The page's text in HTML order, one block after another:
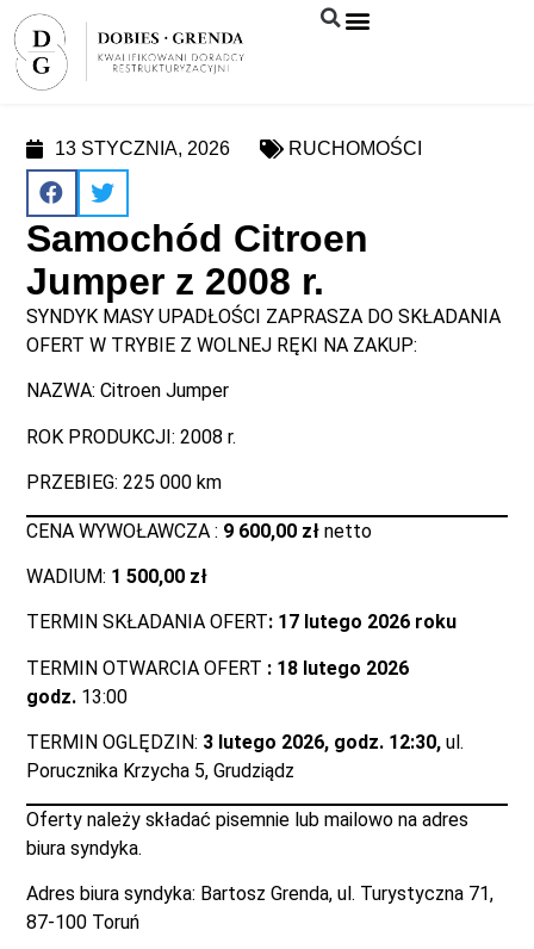
13 STYCZNIA, 2026 RUCHOMOŚCI
Samochód Citroen
Jumper z 2008 r.
SYNDYK MASY UPADŁOŚCI ZAPRASZA DO SKŁADANIA
OFERT W TRYBIE Z WOLNEJ RĘKI NA ZAKUP:
NAZWA: Citroen Jumper
ROK PRODUKCJI: 2008 r.
PRZEBIEG: 225 000 km
CENA WYWOŁAWCZA : 9 600,00 zł netto
WADIUM: 1 500,00 zł
TERMIN SKŁADANIA OFERT: 17 lutego 2026 roku
TERMIN OTWARCIA OFERT : 18 lutego 2026
godz. 13:00
TERMIN OGLĘDZIN: 3 lutego 2026, godz. 12:30,ul.
Porucznika Krzycha 5, Grudziądz
Oferty należy składać pisemnie lub mailowo na adres
biura syndyka.
Adres biura syndyka: Bartosz Grenda, ul. Turystyczna 71,
87-100 Toruń